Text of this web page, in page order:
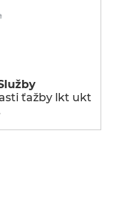
ťažby lkt ukt